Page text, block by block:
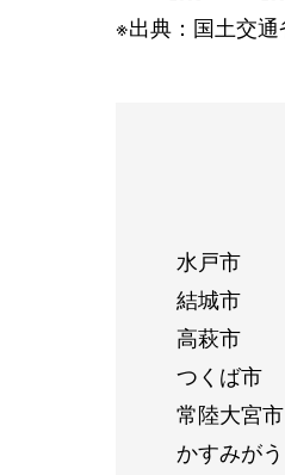
※出典：国土交
水戸市
結城市
高萩市
つくば市
常陸大宮市
かすみが